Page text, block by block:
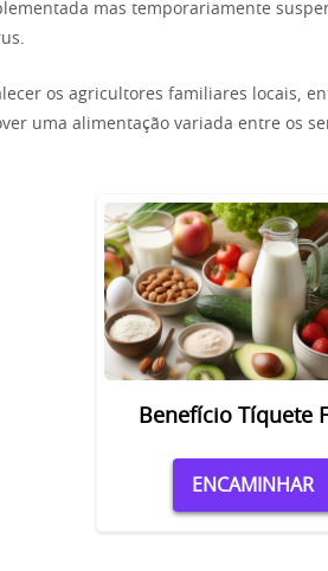
mas temporariamente
os agricultores familiares locais,
uma alimentação variada entre os
Benefício Tíquete
ENCAMINHAR